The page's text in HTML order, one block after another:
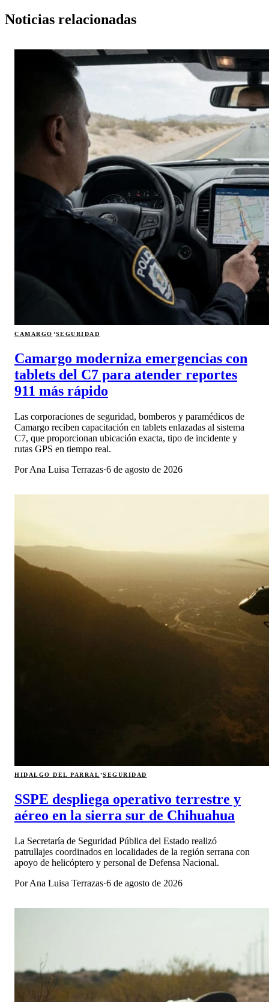
Noticias relacionadas
CAMARGO ·SEGURIDAD
Camargo moderniza emergencias con
tablets del C7 para atender reportes
911 más rápido
Las corporaciones de seguridad, bomberos y paramédicos de
Camargo reciben capacitación en tablets enlazadas al sistema
C7, que proporcionan ubicación exacta, tipo de incidente y
rutas GPS en tiempo real.
PorAna Luisa Terrazas·6 de agosto de 2026
HIDALGO DEL PARRAL·SEGURIDAD
SSPE despliega operativo terrestre y
aéreo en la sierra sur de Chihuahua
La Secretaría de Seguridad Pública del Estado realizó
patrullajes coordinados en localidades de la región serrana con
apoyo de helicóptero y personal de Defensa Nacional.
PorAna Luisa Terrazas·6 de agosto de 2026